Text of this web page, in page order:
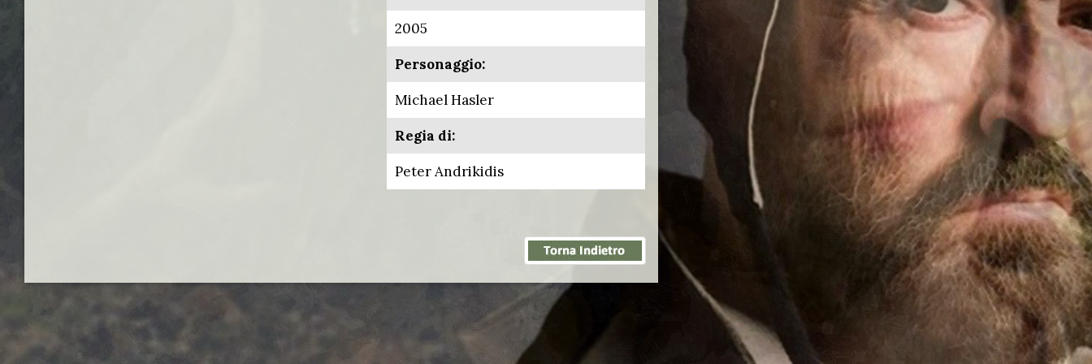
2005
Personaggio:
Michael Hasler
Regia di:
Peter Andrikidis